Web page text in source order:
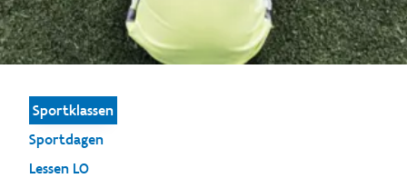
Sportklassen
Sportdagen
Lessen LO